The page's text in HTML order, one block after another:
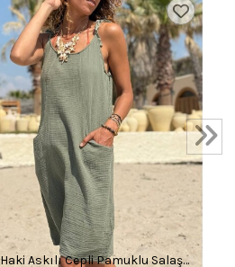
Haki Askılı Cepli Pamuklu Salaş